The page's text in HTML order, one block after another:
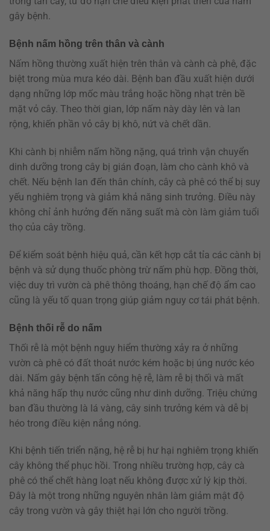
gây bệnh.
Bệnh nấm hồng trên thân và cành
Nấm hồng thường xuất hiện trên thân và cành cà phê, đặc
biệt trong mùa mưa kéo dài. Bệnh ban đầu xuất hiện dưới
dạng những lớp mốc màu trắng hoặc hồng nhạt trên bề
mặt vỏ cây. Theo thời gian, lớp nấm này dày lên và lan
rộng, khiến phần vỏ cây bị khô, nứt và chết dần.
Khi cành bị nhiễm nấm hồng nặng, quá trình vận chuyển
dinh dưỡng trong cây bị gián đoạn, làm cho cành khô và
chết. Nếu bệnh lan đến thân chính, cây cà phê có thể bị suy
yếu nghiêm trọng và giảm khả năng sinh trưởng. Điều này
không chỉ ảnh hưởng đến năng suất mà còn làm giảm tuổi
thọ của cây trồng.
Để kiểm soát bệnh hiệu quả, cần kết hợp cắt tỉa các cành bị
bệnh và sử dụng thuốc phòng trừ nấm phù hợp. Đồng thời,
việc duy trì vườn cà phê thông thoáng, hạn chế độ ẩm cao
cũng là yếu tố quan trọng giúp giảm nguy cơ tái phát bệnh.
Bệnh thối rễ do nấm
Thối rễ là một bệnh nguy hiểm thường xảy ra ở những
vườn cà phê có đất thoát nước kém hoặc bị úng nước kéo
dài. Nấm gây bệnh tấn công hệ rễ, làm rễ bị thối và mất
khả năng hấp thụ nước cũng như dinh dưỡng. Triệu chứng
ban đầu thường là lá vàng, cây sinh trưởng kém và dễ bị
héo trong điều kiện nắng nóng.
Khi bệnh tiến triển nặng, hệ rễ bị hư hại nghiêm trọng khiến
cây không thể phục hồi. Trong nhiều trường hợp, cây cà
phê có thể chết hàng loạt nếu không được xử lý kịp thời.
Đây là một trong những nguyên nhân làm giảm mật độ
cây trong vườn và gây thiệt hại lớn cho người trồng.